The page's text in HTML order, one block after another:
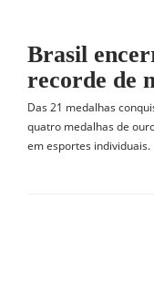
Brasil
recorde de
Das 21 medalhas
quatro medalhas de
em esportes individuais.